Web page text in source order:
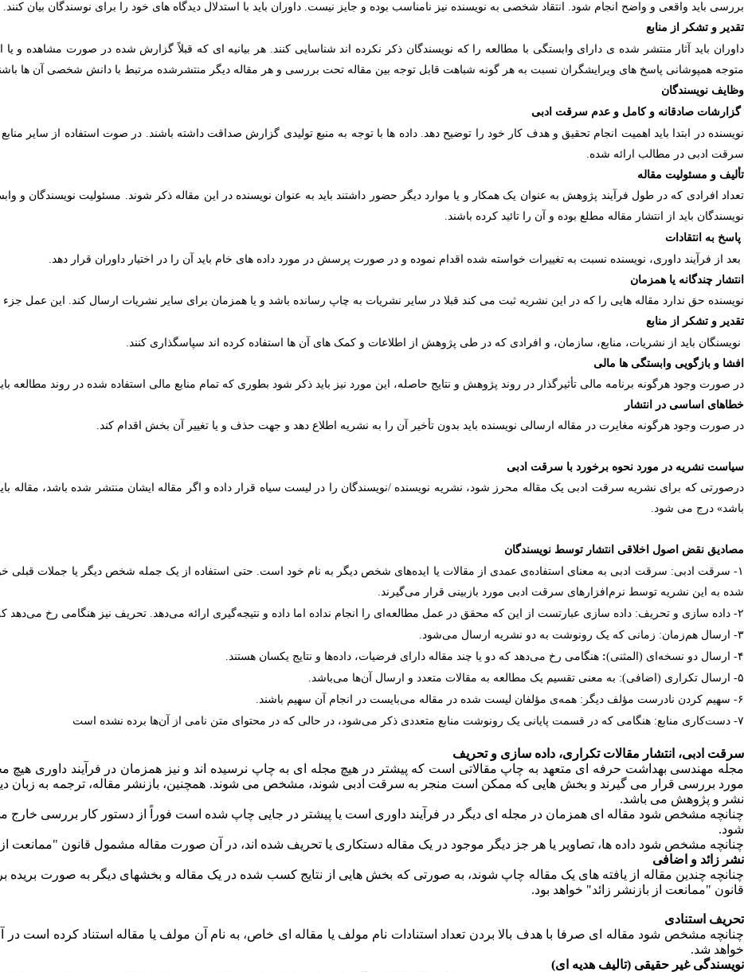
بررسی باید واقعی و واضح
انجام شود. انتقاد شخصی به نویسنده نیز نامناسب بوده و جایز نیست. داوران باید با استدلال دیدگاه ­های خود را برای نوسندگان بیان کنند.
تقدیر و تشکر از منابع
داوران باید آثار منتشر شده ی دارای وابستگی با مطالعه را که نویسندگان ذکر نکرده­ اند شناسایی کنند. هر بیانیه ای که قبلاً گزارش شده در صورت مشاهده و یا
متوجه همپوشانی پاسخ­ های ویرایشگران نسبت به هر گونه شباهت قابل توجه بین مقاله تحت بررسی و هر مقاله دیگر منتشرشده مرتبط با دانش شخصی آن ها
وظایف نویسندگان
گزارشات صادقانه و کامل و عدم سرقت ادبی
نویسنده در ابتدا باید اهمیت انجام تحقیق و هدف کار خود را توضیح دهد. داده­ ها با توجه به منبع تولیدی گزارش صداقت داشته باشند. در صوت استفاده از سایر منابع
سرقت ادبی در مطالب ارائه شده.
تألیف و مسئولیت مقاله
تعداد افرادی که در طول فرآیند پژوهش به عنوان یک همکار و یا موارد دیگر حضور داشتند باید به عنوان نویسنده در این مقاله ذکر شوند. مسئولیت نویسندگان و
نویسندگان باید از انتشار مقاله مطلع بوده و آن را تائید کرده باشند.
پاسخ به انتقادات
بعد از فرآیند داوری، نویسنده نسبت به تغییرات خواسته شده اقدام نموده و در صورت پرسش در مورد داده های خام باید آن را در اختیار داوران قرار دهد.
انتشار چندگانه یا هم­زمان
نویسنده حق ندارد مقاله ه­ایی را که در این نشریه ثبت می­ کند قبلا در سایر نشریات به چاپ رسانده باشد و یا همزمان برای سایر نشریات ارسال کند. این عمل
تقدیر و تشکر از منابع
نویسنگان باید از نشریات، منابع، سازمان، و افرادی که در طی پژوهش از اطلاعات و کمک­ های آن­ ها استفاده کرده اند سپاسگذاری کنند.
افشا و بازگویی وابستگی­ ها مالی
در صورت وجود هرگونه برنامه مالی تأثیرگذار در روند پژوهش و نتایج حاصله، این مورد نیز باید ذکر شود بطوری که تمام منابع مالی استفاده شده در روند مطالعه
خطاهای اساسی در انتشار
در صورت وجود هرگونه مغایرت در مقاله ارسالی نویسنده باید بدون تأخیر آن را به نشریه اطلاع دهد و جهت حذف و یا تغییر آن بخش اقدام کند.
سیاست نشریه در مورد نحوه برخورد با سرقت ادبی
درصورتی که برای نشریه سرقت ادبی یک مقاله محرز شود، نشریه نویسنده /نویسندگان را در لیست سیاه قرار داده و اگر مقاله ایشان منتشر شده باشد، مقاله
باشد» درج می شود.
مصادیق نقض اصول اخلاقی انتشار توسط نویسندگان
۱-
سرقت ادبی: سرقت ادبی به معنای استفاده‌ی عمدی از مقالات یا ایده‌های شخص دیگر به نام خود است. حتی استفاده از یک جمله شخص دیگر یا جملات
شده به این نشریه توسط نرم‌افزارهای سرقت ادبی مورد بازبینی قرار می‌گیرند.
۲- داده سازی و تحریف: داده سازی عبارتست از این که محقق در عمل مطالعه‌ای را انجام نداده اما داده و نتیجه‌گیری ارائه می‌دهد. تحریف نیز هنگامی رخ می‌دهد که
۳-
ارسال هم‌زمان: زمانی که یک رونوشت به دو نشریه ارسال می‌شود.
۴-
ارسال دو نسخه‌ای (المثنی): هنگامی رخ می‌دهد که دو یا چند مقاله دارای فرضیات، داده‌ها و نتایج یکسان هستند.
۵-
ارسال تکراری (اضافی): به معنی تقسیم یک مطالعه به مقالات متعدد و ارسال آن‌ها می‌باشد.
۶-
سهیم کردن نادرست مؤلف دیگر: همه‌ی مؤلفان لیست شده در مقاله می‌بایست در انجام آن سهیم باشند.
۷- دست‌کاری منابع: هنگامی که در قسمت پایانی یک رونوشت منابع متعددی ذکر می‌شود، در حالی که در محتوای متن نامی از آن‌ها برده نشده است
سرقت ادبی، انتشار مقالات تکراری، داده سازی و تحریف
مجله مهندسی بهداشت حرفه ای متعهد به چاپ مقالاتی است که پیشتر در هیچ مجله ای به چاپ نرسیده اند و نیز همزمان در فرآیند داوری هیچ
مورد بررسی قرار می گیرند و بخش هایی که ممکن است منجر به سرقت ادبی شوند، مشخص می شوند. همچنین، بازنشر مقاله، ترجمه به زبان
نشر و پژوهش می باشد.
شود.
چنانچه مشخص شود داده ها، تصاویر یا هر جز دیگر موجود در یک مقاله دستکاری یا تحریف شده اند، در آن صورت مقاله مشمول قانون "ممانعت
نشر زائد و اضافی
چنانچه چندین مقاله از یافته های یک مقاله چاپ شوند، به صورتی که بخش هایی از نتایج کسب شده در یک مقاله و بخشهای دیگر به صورت بریده
قانون "ممانعت از بازنشر زائد" خواهد بود.
تحریف استنادی
چنانچه مشخص شود مقاله ای صرفا با هدف بالا بردن تعداد استنادات نام مولف یا مقاله ای خاص، به نام آن مولف یا مقاله استناد کرده
خواهد شد.
نویسندگی غیر حقیقی (تالیف هدیه ای)